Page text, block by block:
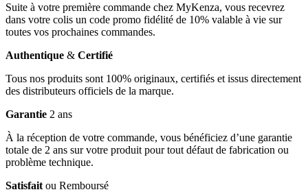
Suite à votre première commande chez MyKenza, vous recevrez
dans votre colis un code promo fidélité de 10% valable à vie sur
toutes vos prochaines commandes.
Authentique & Certifié
Tous nos produits sont 100% originaux, certifiés et issus directement
des distributeurs officiels de la marque.
Garantie 2 ans
À la réception de votre commande, vous bénéficiez d’une garantie
totale de 2 ans sur votre produit pour tout défaut de fabrication ou
problème technique.
Satisfait ou Remboursé